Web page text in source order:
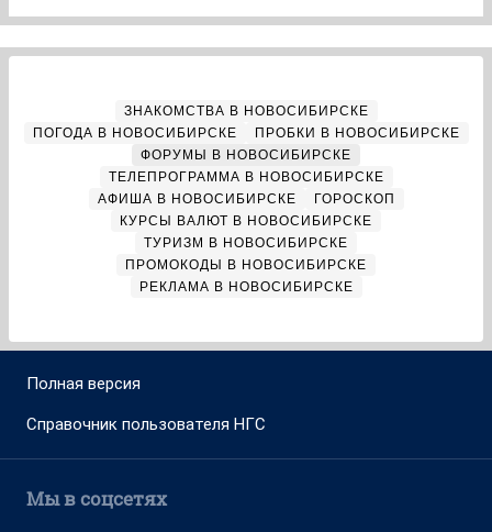
ЗНАКОМСТВА В НОВОСИБИРСКЕ
ПОГОДА В НОВОСИБИРСКЕ
ПРОБКИ В НОВОСИБИРСКЕ
ФОРУМЫ В НОВОСИБИРСКЕ
ТЕЛЕПРОГРАММА В НОВОСИБИРСКЕ
АФИША В НОВОСИБИРСКЕ
ГОРОСКОП
КУРСЫ ВАЛЮТ В НОВОСИБИРСКЕ
ТУРИЗМ В НОВОСИБИРСКЕ
ПРОМОКОДЫ В НОВОСИБИРСКЕ
РЕКЛАМА В НОВОСИБИРСКЕ
Полная версия
Справочник пользователя НГС
Мы в соцсетях